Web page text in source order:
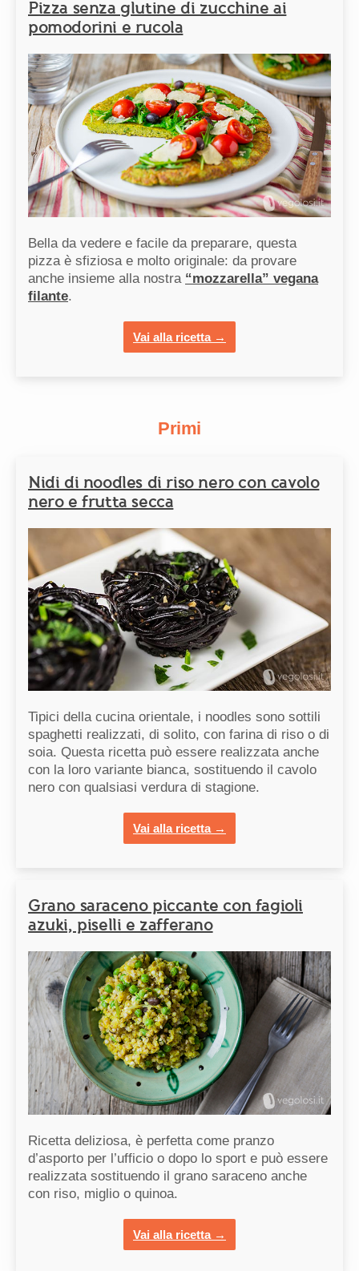
Pizza senza glutine di zucchine ai
pomodorini e rucola
Bella da vedere e facile da preparare, questa
pizza è sfiziosa e molto originale: da provare
anche insieme alla nostra “mozzarella” vegana
filante.
Vai alla ricetta →
Primi
Nidi di noodles di riso nero con cavolo
nero e frutta secca
Tipici della cucina orientale, i noodles sono sottili
spaghetti realizzati, di solito, con farina di riso o di
soia. Questa ricetta può essere realizzata anche
con la loro variante bianca, sostituendo il cavolo
nero con qualsiasi verdura di stagione.
Vai alla ricetta →
Grano saraceno piccante con fagioli
azuki, piselli e zafferano
Ricetta deliziosa, è perfetta come pranzo
d’asporto per l’ufficio o dopo lo sport e può essere
realizzata sostituendo il grano saraceno anche
con riso, miglio o quinoa.
Vai alla ricetta →